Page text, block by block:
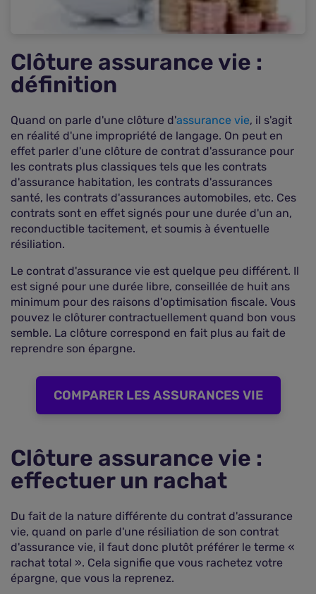
Clôture assurance vie :
définition
Quand on parle d'une clôture d'assurance vie, il s'agit
en réalité d'une impropriété de langage. On peut en
effet parler d'une clôture de contrat d'assurance pour
les contrats plus classiques tels que les contrats
d'assurance habitation, les contrats d'assurances
santé, les contrats d'assurances automobiles, etc. Ces
contrats sont en effet signés pour une durée d'un an,
reconductible tacitement, et soumis à éventuelle
résiliation.
Le contrat d'assurance vie est quelque peu différent. Il
est signé pour une durée libre, conseillée de huit ans
minimum pour des raisons d'optimisation fiscale. Vous
pouvez le clôturer contractuellement quand bon vous
semble. La clôture correspond en fait plus au fait de
reprendre son épargne.
COMPARER LES ASSURANCES VIE
Clôture assurance vie :
effectuer un rachat
Du fait de la nature différente du contrat d'assurance
vie, quand on parle d'une résiliation de son contrat
d'assurance vie, il faut donc plutôt préférer le terme «
rachat total ». Cela signifie que vous rachetez votre
épargne, que vous la reprenez.